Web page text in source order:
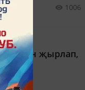
1006
җырын җырлап,